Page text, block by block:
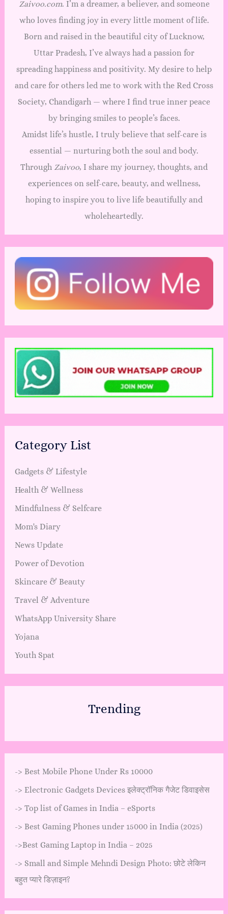
Zaivoo.com. I’m a dreamer, a believer, and someone
who loves finding joy in every little moment of life.
Born and raised in the beautiful city of Lucknow,
Uttar Pradesh, I’ve always had a passion for
spreading happiness and positivity. My desire to help
and care for others led me to work with the Red Cross
Society, Chandigarh — where I find true inner peace
by bringing smiles to people’s faces.
Amidst life’s hustle, I truly believe that self-care is
essential — nurturing both the soul and body.
Through Zaivoo, I share my journey, thoughts, and
experiences on self-care, beauty, and wellness,
hoping to inspire you to live life beautifully and
wholeheartedly.
Category List
Gadgets & Lifestyle
Health & Wellness
Mindfulness & Selfcare
Mom's Diary
News Update
Power of Devotion
Skincare & Beauty
Travel & Adventure
WhatsApp University Share
Yojana
Youth Spat
Trending
-> Best Mobile Phone Under Rs 10000
-> Electronic Gadgets Devices इलेक्ट्रॉनिक गैजेट डिवाइसेस
-> Top list of Games in India – eSports
-> Best Gaming Phones under 15000 in India (2025)
->Best Gaming Laptop in India – 2025
-> Small and Simple Mehndi Design Photo: छोटे लेकिन
बहुत प्यारे डिज़ाइन?